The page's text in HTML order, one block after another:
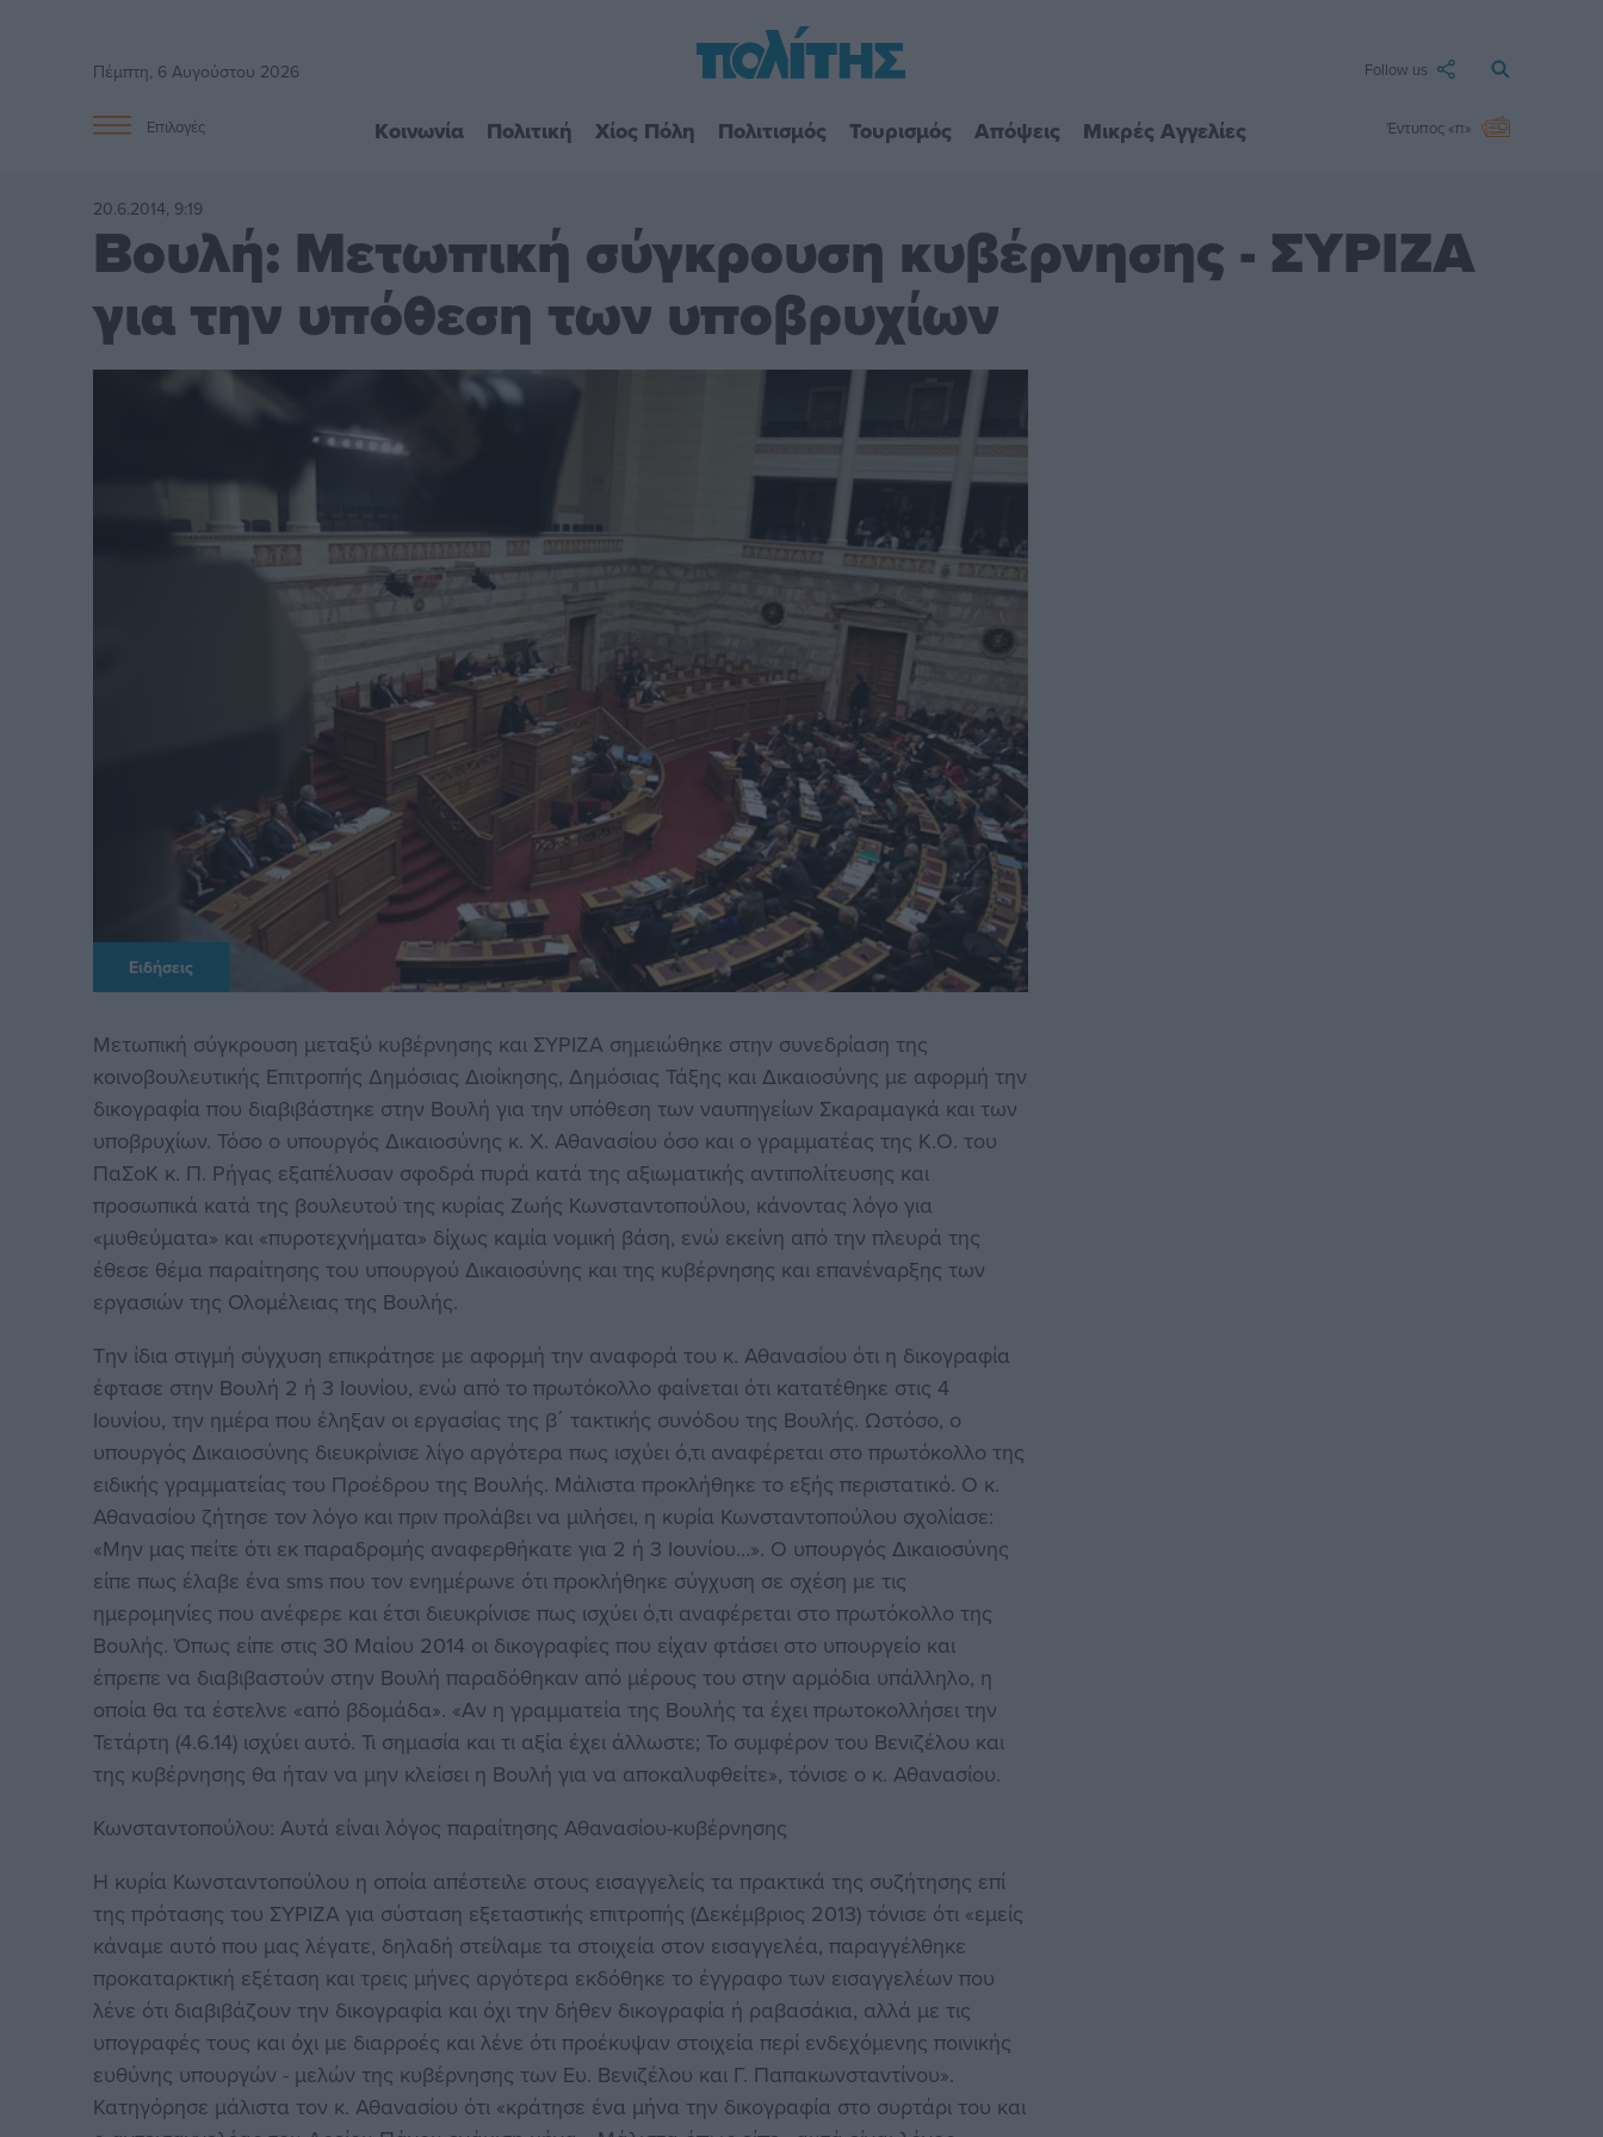
Πέμπτη, 6 Αυγούστου 2026 Follow us
Επιλογές Κοινωνία Πολιτική Χίος Πόλη Πολιτισμός Τουρισμός Απόψεις Μικρές Αγγελίες Έντυπος «π»
20.6.2014, 9:19
Βουλή: Μετωπική σύγκρουση κυβέρνησης - ΣΥΡΙΖΑ
για την υπόθεση των υποβρυχίων
Ειδήσεις
Μετωπική σύγκρουση μεταξύ κυβέρνησης και ΣΥΡΙΖΑ σημειώθηκε στην συνεδρίαση της
κοινοβουλευτικής Επιτροπής Δημόσιας Διοίκησης, Δημόσιας Τάξης και Δικαιοσύνης με αφορμή την
δικογραφία που διαβιβάστηκε στην Βουλή για την υπόθεση των ναυπηγείων Σκαραμαγκά και των
υποβρυχίων. Τόσο ο υπουργός Δικαιοσύνης κ. Χ. Αθανασίου όσο και ο γραμματέας της Κ.Ο. του
ΠαΣοΚ κ. Π. Ρήγας εξαπέλυσαν σφοδρά πυρά κατά της αξιωματικής αντιπολίτευσης και
προσωπικά κατά της βουλευτού της κυρίας Ζωής Κωνσταντοπούλου, κάνοντας λόγο για
«μυθεύματα» και «πυροτεχνήματα» δίχως καμία νομική βάση, ενώ εκείνη από την πλευρά της
έθεσε θέμα παραίτησης του υπουργού Δικαιοσύνης και της κυβέρνησης και επανέναρξης των
εργασιών της Ολομέλειας της Βουλής.
Την ίδια στιγμή σύγχυση επικράτησε με αφορμή την αναφορά του κ. Αθανασίου ότι η δικογραφία
έφτασε στην Βουλή 2 ή 3 Ιουνίου, ενώ από το πρωτόκολλο φαίνεται ότι κατατέθηκε στις 4
Ιουνίου, την ημέρα που έληξαν οι εργασίας της β΄ τακτικής συνόδου της Βουλής. Ωστόσο, ο
υπουργός Δικαιοσύνης διευκρίνισε λίγο αργότερα πως ισχύει ό,τι αναφέρεται στο πρωτόκολλο της
ειδικής γραμματείας του Προέδρου της Βουλής. Μάλιστα προκλήθηκε το εξής περιστατικό. Ο κ.
Αθανασίου ζήτησε τον λόγο και πριν προλάβει να μιλήσει, η κυρία Κωνσταντοπούλου σχολίασε:
«Μην μας πείτε ότι εκ παραδρομής αναφερθήκατε για 2 ή 3 Ιουνίου…». Ο υπουργός Δικαιοσύνης
είπε πως έλαβε ένα sms που τον ενημέρωνε ότι προκλήθηκε σύγχυση σε σχέση με τις
ημερομηνίες που ανέφερε και έτσι διευκρίνισε πως ισχύει ό,τι αναφέρεται στο πρωτόκολλο της
Βουλής. Όπως είπε στις 30 Μαίου 2014 οι δικογραφίες που είχαν φτάσει στο υπουργείο και
έπρεπε να διαβιβαστούν στην Βουλή παραδόθηκαν από μέρους του στην αρμόδια υπάλληλο, η
οποία θα τα έστελνε «από βδομάδα». «Αν η γραμματεία της Βουλής τα έχει πρωτοκολλήσει την
Τετάρτη (4.6.14) ισχύει αυτό. Τι σημασία και τι αξία έχει άλλωστε; Το συμφέρον του Βενιζέλου και
της κυβέρνησης θα ήταν να μην κλείσει η Βουλή για να αποκαλυφθείτε», τόνισε ο κ. Αθανασίου.
Κωνσταντοπούλου: Αυτά είναι λόγος παραίτησης Αθανασίου-κυβέρνησης
Η κυρία Κωνσταντοπούλου η οποία απέστειλε στους εισαγγελείς τα πρακτικά της συζήτησης επί
της πρότασης του ΣΥΡΙΖΑ για σύσταση εξεταστικής επιτροπής (Δεκέμβριος 2013) τόνισε ότι «εμείς
κάναμε αυτό που μας λέγατε, δηλαδή στείλαμε τα στοιχεία στον εισαγγελέα, παραγγέλθηκε
προκαταρκτική εξέταση και τρεις μήνες αργότερα εκδόθηκε το έγγραφο των εισαγγελέων που
λένε ότι διαβιβάζουν την δικογραφία και όχι την δήθεν δικογραφία ή ραβασάκια, αλλά με τις
υπογραφές τους και όχι με διαρροές και λένε ότι προέκυψαν στοιχεία περί ενδεχόμενης ποινικής
ευθύνης υπουργών - μελών της κυβέρνησης των Ευ. Βενιζέλου και Γ. Παπακωνσταντίνου».
Κατηγόρησε μάλιστα τον κ. Αθανασίου ότι «κράτησε ένα μήνα την δικογραφία στο συρτάρι του και